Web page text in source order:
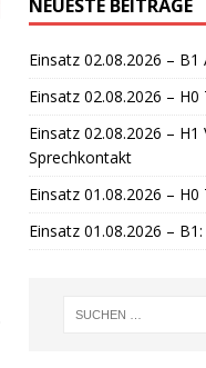
e
s
NEUESTE BEITRÄGE
Einsatz 02.08.2026 –
Einsatz 02.08.2026 –
Einsatz 02.08.2026 – H1
Sprechkontakt
Einsatz 01.08.2026 – H0
Einsatz 01.08.2026 –